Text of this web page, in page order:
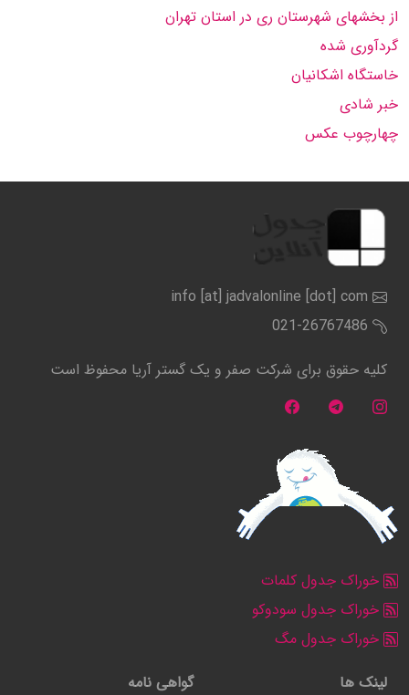
از بخشهای شهرستان ری در استان تهران
گردآوری شده
خاستگاه اشكانیان
خبر شادی
چهارچوب عكس
info [at] jadvalonline [dot] com
021-26767486
کلیه حقوق برای شرکت صفر و یک گستر آریا محفوظ است
خوراک جدول کلمات
خوراک جدول سودوکو
خوراک جدول مگ
لینک ها
گواهی نامه